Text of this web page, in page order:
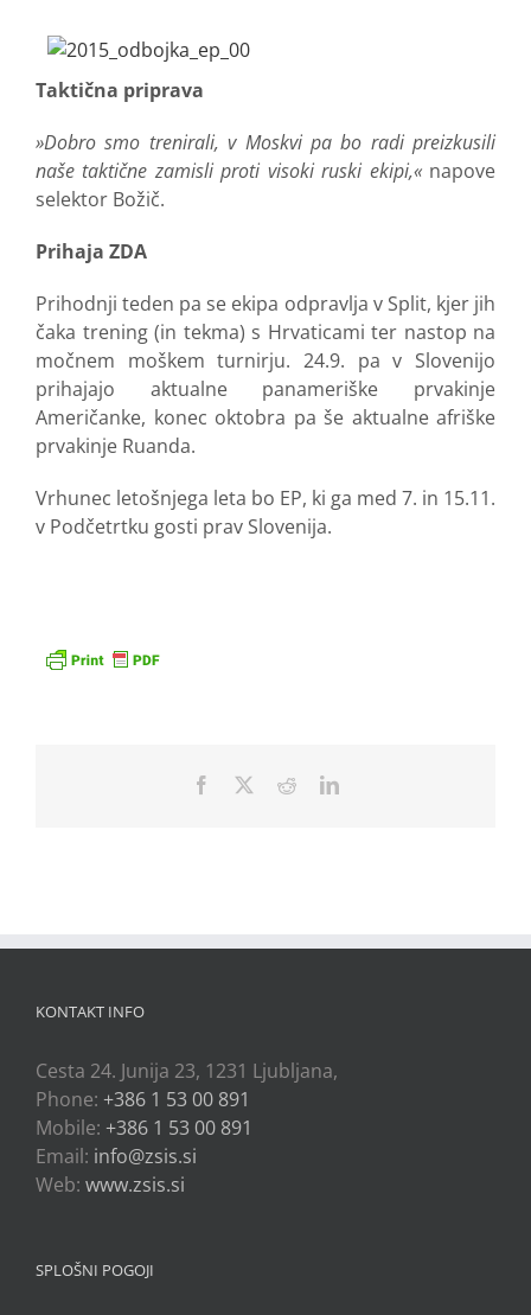
Taktična priprava
»Dobro smo trenirali, v Moskvi pa bo radi preizkusili
naše taktične zamisli proti visoki ruski ekipi,«napove
selektor Božič.
Prihaja ZDA
Prihodnji teden pa se ekipa odpravlja v Split, kjer jih
čaka trening (in tekma) s Hrvaticami ter nastop na
močnem moškem turnirju. 24.9. pa v Slovenijo
prihajajo aktualne panameriške prvakinje
Američanke, konec oktobra pa še aktualne afriške
prvakinje Ruanda.
Vrhunec letošnjega leta bo EP, ki ga med 7. in 15.11.
v Podčetrtku gosti prav Slovenija.
Facebook RedditLinkedIn
KONTAKT INFO
Cesta 24. Junija 23, 1231 Ljubljana,
Phone: +386 1 53 00 891
Mobile: +386 1 53 00 891
Email: info@zsis.si
Web: www.zsis.si
SPLOŠNI POGOJI